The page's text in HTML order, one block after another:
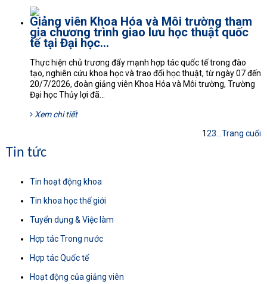
Giảng viên Khoa Hóa và Môi trường tham
gia chương trình giao lưu học thuật quốc
tế tại Đại học...
Thực hiện chủ trương đẩy mạnh hợp tác quốc tế trong đào
tạo, nghiên cứu khoa học và trao đổi học thuật, từ ngày 07 đến
20/7/2026, đoàn giảng viên Khoa Hóa và Môi trường, Trường
Đại học Thủy lợi đã...
Xem chi tiết
123 Trang cuối
Tin tức
Tin hoạt động khoa
Tin khoa học thế giới
Tuyển dụng & Việc làm
Hợp tác Trong nước
Hợp tác Quốc tế
Hoạt động của giảng viên